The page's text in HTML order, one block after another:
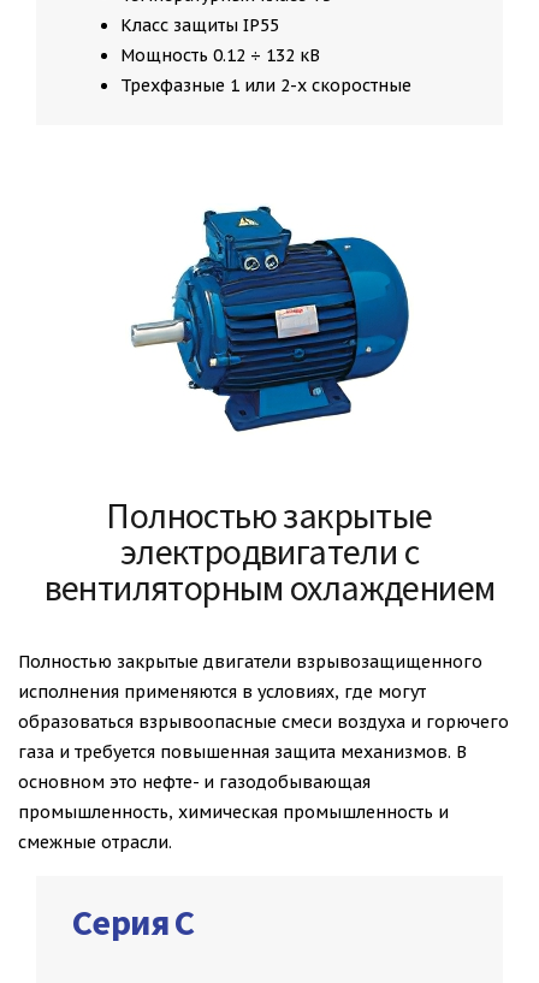
Класс защиты IP55
Мощность 0.12 ÷ 132 кВ
Трехфазные 1 или 2-х скоростные
Полностью закрытые
электродвигатели с
вентиляторным охлаждением
Полностью закрытые двигатели взрывозащищенного
исполнения применяются в условиях, где могут
образоваться взрывоопасные смеси воздуха и горючего
газа и требуется повышенная защита механизмов. В
основном это нефте- и газодобывающая
промышленность, химическая промышленность и
смежные отрасли.
Серия C